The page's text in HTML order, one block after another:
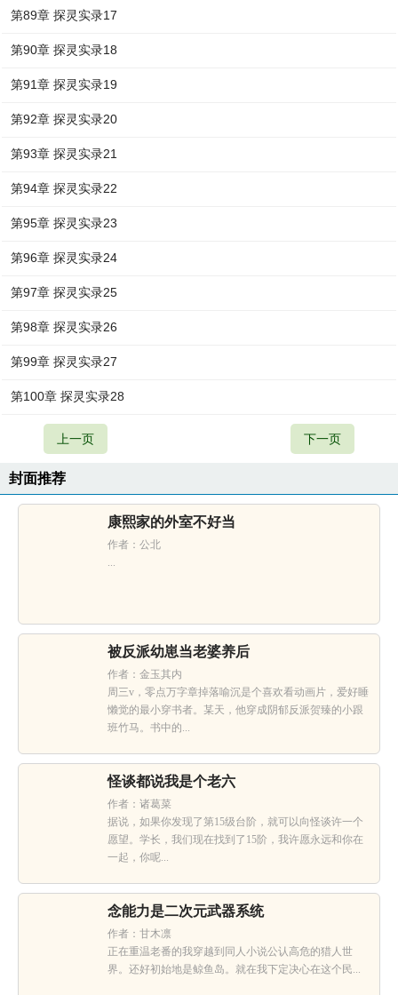
第89章 探灵实录17
第90章 探灵实录18
第91章 探灵实录19
第92章 探灵实录20
第93章 探灵实录21
第94章 探灵实录22
第95章 探灵实录23
第96章 探灵实录24
第97章 探灵实录25
第98章 探灵实录26
第99章 探灵实录27
第100章 探灵实录28
上一页 下一页
封面推荐
康熙家的外室不好当
作者：公北
...
被反派幼崽当老婆养后
作者：金玉其内
周三v，零点万字章掉落喻沉是个喜欢看动画片，爱好睡
懒觉的最小穿书者。某天，他穿成阴郁反派贺臻的小跟
班竹马。书中的...
怪谈都说我是个老六
作者：诸葛菜
据说，如果你发现了第15级台阶，就可以向怪谈许一个
愿望。学长，我们现在找到了15阶，我许愿永远和你在
一起，你呢...
念能力是二次元武器系统
作者：甘木凛
正在重温老番的我穿越到同人小说公认高危的猎人世
界。还好初始地是鲸鱼岛。就在我下定决心在这个民...